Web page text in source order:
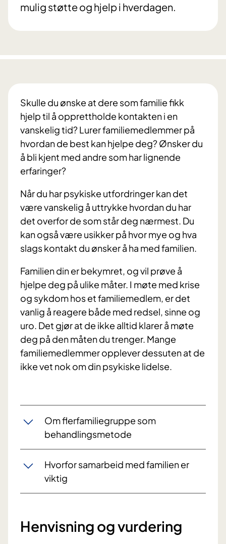
mulig støtte og hjelp i hverdagen.
Skulle du ønske at dere som familie fikk
hjelp til å opprettholde kontakten i en
vanskelig tid? Lurer familiemedlemmer på
hvordan de best kan hjelpe deg? Ønsker du
å bli kjent med andre som har lignende
erfaringer?
Når du har psykiske utfordringer kan det
være vanskelig å uttrykke hvordan du har
det overfor de som står deg nærmest. Du
kan også være usikker på hvor mye og hva
slags kontakt du ønsker å ha med familien.
Familien din er bekymret, og vil prøve å
hjelpe deg på ulike måter. I møte med krise
og sykdom hos et familiemedlem, er det
vanlig å reagere både med redsel, sinne og
uro. Det gjør at de ikke alltid klarer å møte
deg på den måten du trenger. Mange
familiemedlemmer opplever dessuten at de
ikke vet nok om din psykiske lidelse.
Om flerfamiliegruppe som
behandlingsmetode
Hvorfor samarbeid med familien er
viktig
Henvisning og vurdering